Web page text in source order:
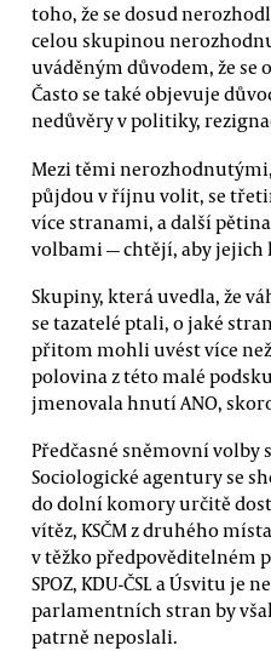
toho, že se dosud
celou skupinou
uváděným důvodem, že
Často se také objevuje
nedůvěry v politiky,
Mezi těmi
půjdou v říjnu volit, se
více stranami, a další
volbami — chtějí, aby jejich
Skupiny, která uvedla, že
se tazatelé ptali, o jaké
přitom mohli uvést více
polovina z této malé
jmenovala hnutí ANO, skoro
Předčasné sněmovní volby
Sociologické agentury se
do dolní komory určitě
vítěz, KSČM z druhého místa,
v těžko předpověditelném
SPOZ, KDU-ČSL a Úsvitu je
parlamentních stran by
patrně neposlali.